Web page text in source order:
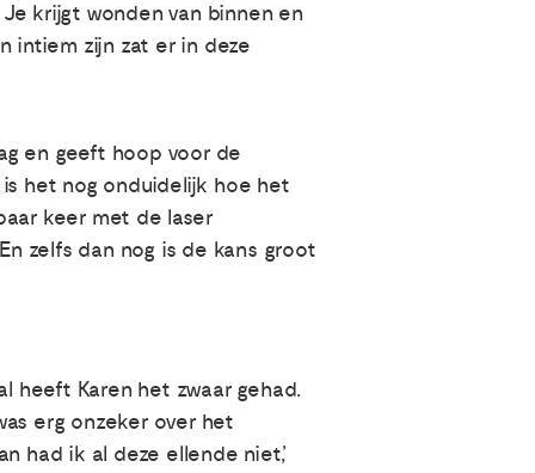
krijgt wonden van binnen en
intiem zijn zat er in deze
en geeft hoop voor de
het nog onduidelijk hoe het
keer met de laser
zelfs dan nog is de kans groot
heeft Karen het zwaar gehad.
erg onzeker over het
had ik al deze ellende niet’,